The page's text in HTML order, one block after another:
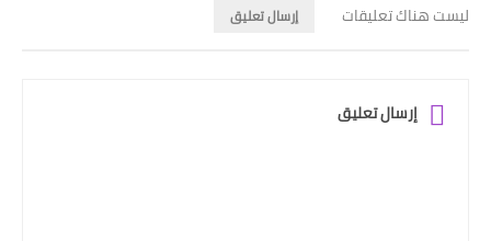
ليست هناك تعليقات إرسال تعليق
إرسال تعليق